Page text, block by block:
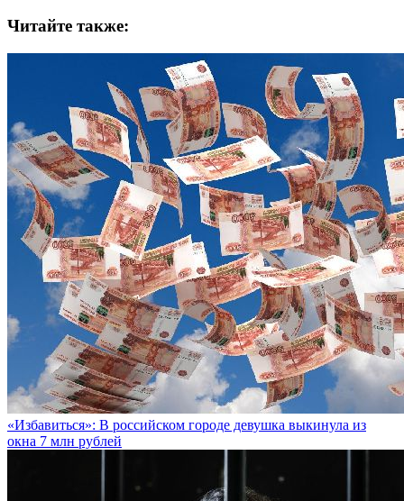
Читайте также:
«Избавиться»: В российском городе девушка выкинула из
окна 7 млн рублей